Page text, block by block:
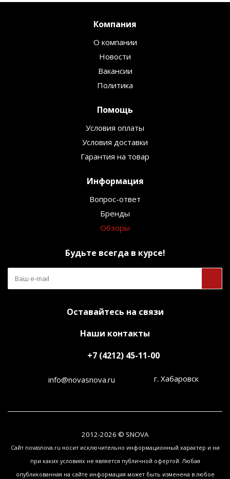
Компания
О компании
Новости
Вакансии
Политика
Помощь
Условия оплаты
Условия доставки
Гарантия на товар
Информация
Вопрос-ответ
Бренды
Обзоры
Будьте всегда в курсе!
Оставайтесь на связи
Наши контакты
+7 (4212) 45-11-00
info@novasnova.ru г. Хабаровск
2012-2026 © SNOVA
Сайт novasnova.ru носит исключительно информационный характер и ни
при каких условиях не является публичной офертой. Любая
опубликованная на сайте информация может быть изменена в любое